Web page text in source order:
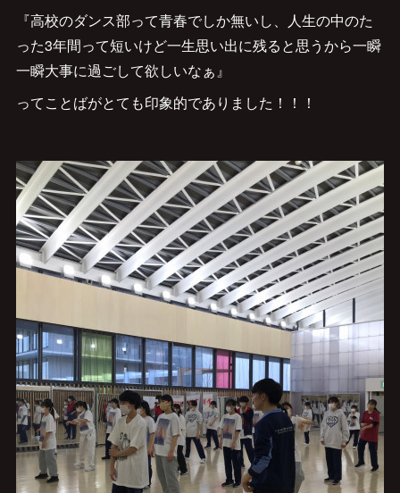
『高校のダンス部って青春でしか無いし、人生の中のた
った3年間って短いけど一生思い出に残ると思うから一瞬
一瞬大事に過ごして欲しいなぁ』
ってことばがとても印象的でありました！！！